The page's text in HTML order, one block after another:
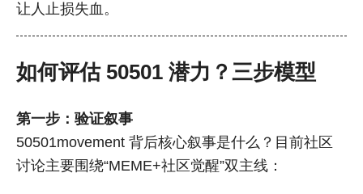
让人止损失血。
如何评估 50501 潜力？三步模型
第一步：验证叙事
50501movement 背后核心叙事是什么？目前社区
讨论主要围绕“MEME+社区觉醒”双主线：